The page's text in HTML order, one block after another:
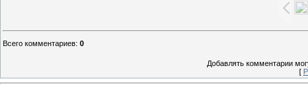
Всего комментариев: 0
Добавлять комментарии
[